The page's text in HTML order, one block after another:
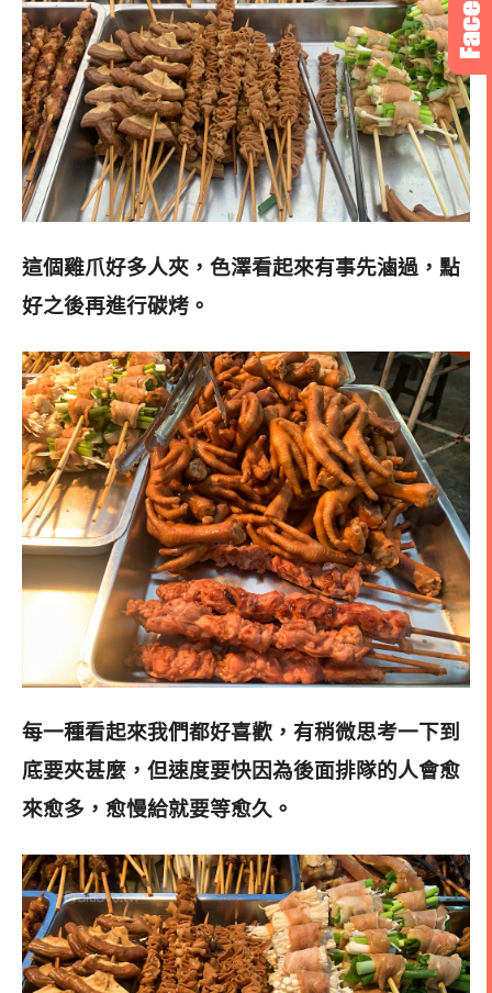
這個雞爪好多人夾，色澤看起來有事先滷過，點
好之後再進行碳烤。
每一種看起來我們都好喜歡，有稍微思考一下到
底要夾甚麼，但速度要快因為後面排隊的人會愈
來愈多，愈慢給就要等愈久 。